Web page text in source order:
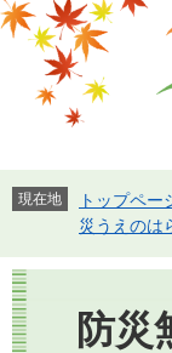
ペ
ー
す。
メ
ニ
し
て
文
へ
現在地 トップペー
災うえのは
本
文
防災